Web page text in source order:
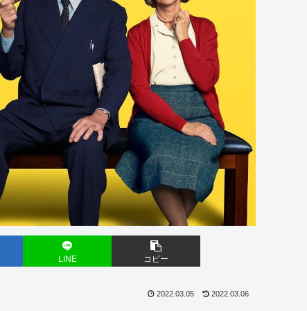
LINE コピー
2022.03.05 2022.03.06